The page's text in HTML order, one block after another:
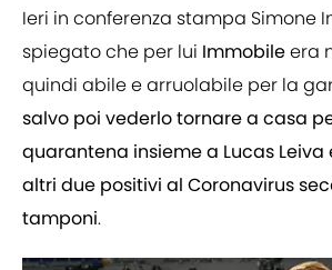
Ieri in conferenza stampa Simone
spiegato che per lui Immobileera
quindi abile e arruolabile per la
salvo poi vederlo tornare a casa
quarantena insieme a Lucas Leiva
altri due positivi al Coronavirus
tamponi.